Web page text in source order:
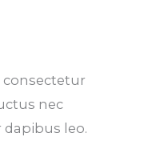
consectetur
nec
leo.